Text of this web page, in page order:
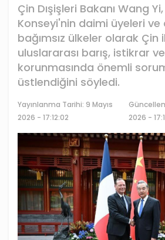
Çin Dışişleri Bakanı Wang
Konseyi'nin daimi üyeleri ve
bağımsız ülkeler olarak Çin
uluslararası barış, istikrar
korunmasında önemli
üstlendiğini söyledi.
Yayınlanma Tarihi: 9 Mayıs
2026 - 17:12:02
2026 -